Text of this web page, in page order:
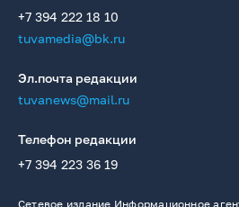
+7 394 222 18 10
tuvamedia@bk.ru
Эл.почта редакции
tuvanews@mail.ru
Телефон редакции
+7 394 223 36 19
Сетевое издание Информационное